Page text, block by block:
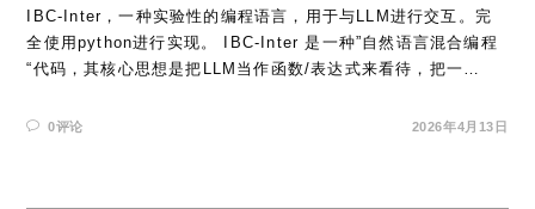
IBC-Inter，一种实验性的编程语言，用于与LLM进行交互。完
全使用python进行实现。 IBC-Inter 是一种”自然语言混合编程
“代码，其核心思想是把LLM当作函数/表达式来看待，把一…
0评论 2026年4月13日